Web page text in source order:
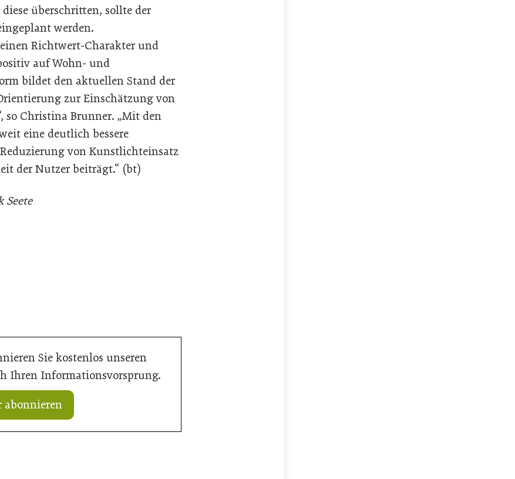
überschritten, sollte der
werden.
Richtwert-Charakter und
auf Wohn- und
bildet den aktuellen Stand der
zur Einschätzung von
so Christina Brunner. „Mit den
eine deutlich bessere
von Kunstlichteinsatz
der Nutzer beiträgt.“ (bt)
Sie kostenlos unseren
Ihren Informationsvorsprung.
abonnieren